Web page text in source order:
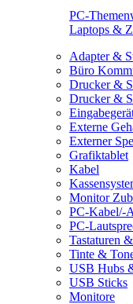
PC-
Laptops &
Adapter &
Büro
Drucker &
Drucker &
Externe
Externer
Grafiktablet
Kabel
Monitor
PC-Kabel/-
PC-
Tastaturen
Tinte &
USB Hubs
USB Sticks
Monitore